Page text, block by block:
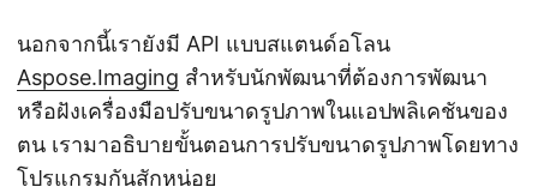
นอกจากนี้เรายังมี API แบบสแตนด์อโลน
Aspose.Imaging สำหรับนักพัฒนาที่ต้องการพัฒนา
หรือฝังเครื่องมือปรับขนาดรูปภาพในแอปพลิเคชันของ
ตน เรามาอธิบายขั้นตอนการปรับขนาดรูปภาพโดยทาง
โปรแกรมกันสักหน่อย